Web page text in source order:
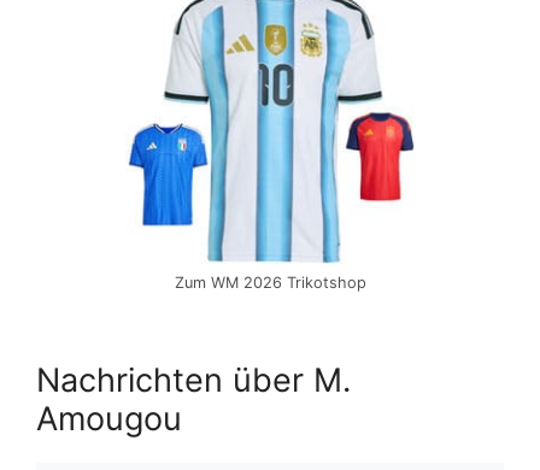
Zum WM 2026 Trikotshop
Nachrichten über M.
Amougou